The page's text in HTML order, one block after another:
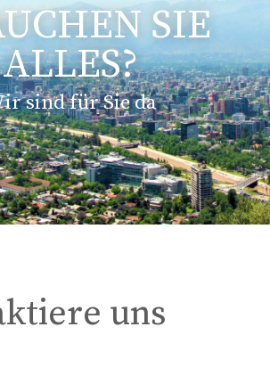
SIE
ALLES?
sind für Sie da
uns